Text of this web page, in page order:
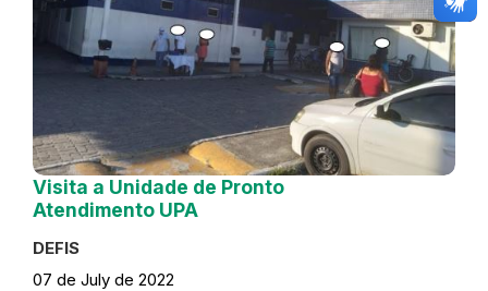
Visita a Unidade de Pronto
Atendimento UPA
DEFIS
07 de July de 2022